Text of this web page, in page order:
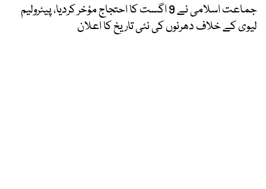
جماعت اسلامی نے 9 اگست کا احتجاج مؤخر کردیا، پیٹرولیم
لیوی کے خلاف دھرنوں کی نئی تاریخ کا اعلان